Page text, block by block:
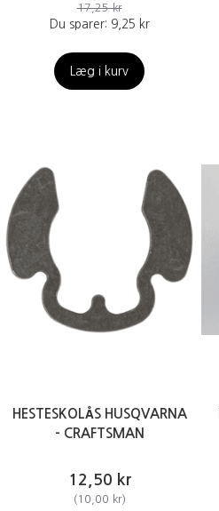
17,25 kr
Du sparer: 9,25 kr
Læg i kurv
HESTESKOLÅS HUSQVARNA
- CRAFTSMAN
12,50 kr
( 10,00 kr)